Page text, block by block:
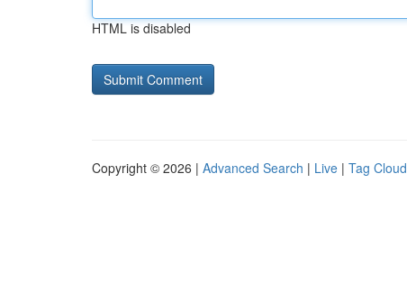
HTML is disabled
Copyright © 2026 | Advanced Search | Live | Tag Cloud